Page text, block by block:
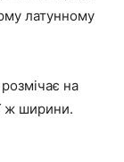
латунному
на
ж ширини.